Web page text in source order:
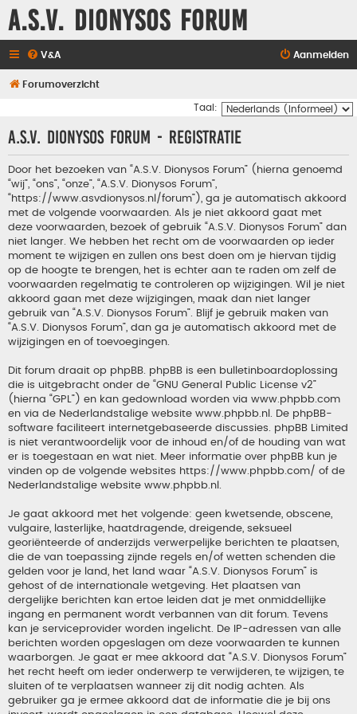
A.S.V. Dionysos Forum
V&A Aanmelden
Forumoverzicht
Taal:
A.S.V. Dionysos Forum - Registratie
Door het bezoeken van “A.S.V. Dionysos Forum” (hierna genoemd
“wij”, “ons”, “onze”, “A.S.V. Dionysos Forum”,
“https://www.asvdionysos.nl/forum”), ga je automatisch akkoord
met de volgende voorwaarden. Als je niet akkoord gaat met
deze voorwaarden, bezoek of gebruik “A.S.V. Dionysos Forum” dan
niet langer. We hebben het recht om de voorwaarden op ieder
moment te wijzigen en zullen ons best doen om je hiervan tijdig
op de hoogte te brengen, het is echter aan te raden om zelf de
voorwaarden regelmatig te controleren op wijzigingen. Wil je niet
akkoord gaan met deze wijzigingen, maak dan niet langer
gebruik van “A.S.V. Dionysos Forum”. Blijf je gebruik maken van
“A.S.V. Dionysos Forum”, dan ga je automatisch akkoord met de
wijzigingen en of toevoegingen.
Dit forum draait op phpBB. phpBB is een bulletinboardoplossing
die is uitgebracht onder de “GNU General Public License v2”
(hierna “GPL”) en kan gedownload worden via www.phpbb.com
en via de Nederlandstalige website www.phpbb.nl . De phpBB-
software faciliteert internetgebaseerde discussies. phpBB Limited
is niet verantwoordelijk voor de inhoud en/of de houding van wat
er is toegestaan en wat niet. Meer informatie over phpBB kun je
vinden op de volgende websites https://www.phpbb.com/ of de
Nederlandstalige website www.phpbb.nl
Je gaat akkoord met het volgende: geen kwetsende, obscene,
vulgaire, lasterlijke, haatdragende, dreigende, seksueel
georiënteerde of anderzijds verwerpelijke berichten te plaatsen,
die de van toepassing zijnde regels en/of wetten schenden die
gelden voor je land, het land waar “A.S.V. Dionysos Forum” is
gehost of de internationale wetgeving. Het plaatsen van
dergelijke berichten kan ertoe leiden dat je met onmiddellijke
ingang en permanent wordt verbannen van dit forum. Tevens
kan je serviceprovider worden ingelicht. De IP-adressen van alle
berichten worden opgeslagen om deze voorwaarden te kunnen
waarborgen. Je gaat er mee akkoord dat “A.S.V. Dionysos Forum”
het recht heeft om ieder onderwerp te verwijderen, te wijzigen, te
sluiten of te verplaatsen wanneer zij dit nodig achten. Als
gebruiker ga je ermee akkoord dat de informatie die je bij ons